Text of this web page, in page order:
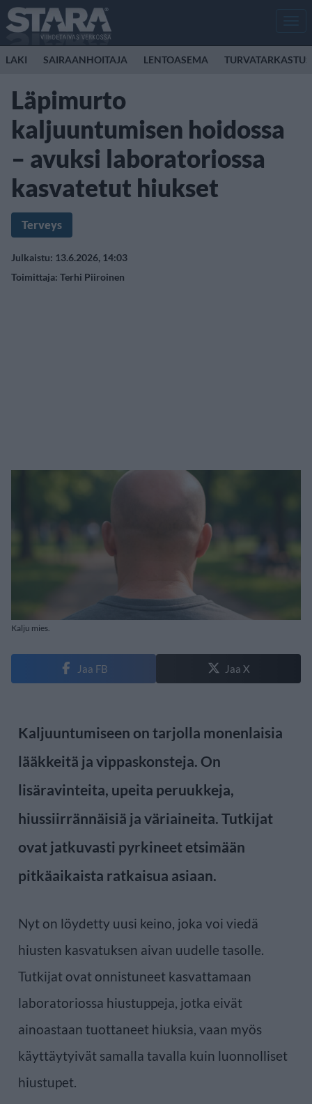
LAKI SAIRAANHOITAJA LENTOASEMA TURVATARKASTUS
Läpimurto
kaljuuntumisen hoidossa
– avuksi laboratoriossa
kasvatetut hiukset
Terveys
Julkaistu: 13.6.2026, 14:03
Toimittaja: Terhi Piiroinen
Kalju mies.
Jaa FB Jaa X
Kaljuuntumiseen on tarjolla monenlaisia
lääkkeitä ja vippaskonsteja. On
lisäravinteita, upeita peruukkeja,
hiussiirrännäisiä ja väriaineita. Tutkijat
ovat jatkuvasti pyrkineet etsimään
pitkäaikaista ratkaisua asiaan.
Nyt on löydetty uusi keino, joka voi viedä
hiusten kasvatuksen aivan uudelle tasolle.
Tutkijat ovat onnistuneet kasvattamaan
laboratoriossa hiustuppeja, jotka eivät
ainoastaan tuottaneet hiuksia, vaan myös
käyttäytyivät samalla tavalla kuin luonnolliset
hiustupet.